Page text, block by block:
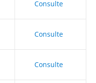
Consulte
Consulte
Consulte